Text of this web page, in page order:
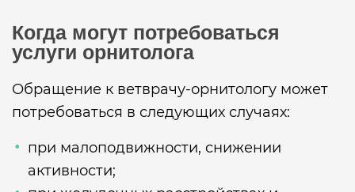
Когда могут потребоваться
услуги орнитолога
Обращение к ветврачу-орнитологу может
потребоваться в следующих случаях:
при малоподвижности, снижении
активности;